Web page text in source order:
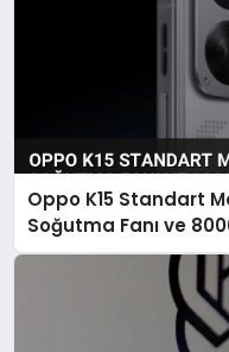
Oppo K15 Standart
Soğutma Fanı ve